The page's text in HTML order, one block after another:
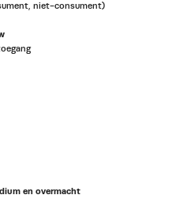
niet-consument)
en overmacht